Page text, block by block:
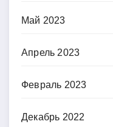
Май 2023
Апрель 2023
Февраль 2023
Декабрь 2022